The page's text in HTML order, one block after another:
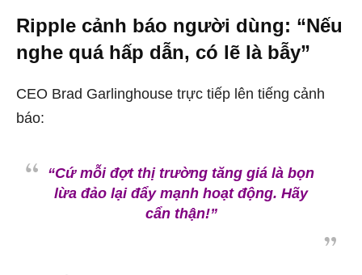
Ripple cảnh báo người dùng: “Nếu
nghe quá hấp dẫn, có lẽ là bẫy”
CEO Brad Garlinghouse trực tiếp lên tiếng cảnh
báo:
“Cứ mỗi đợt thị trường tăng giá là bọn
lừa đảo lại đẩy mạnh hoạt động. Hãy
cẩn thận!”